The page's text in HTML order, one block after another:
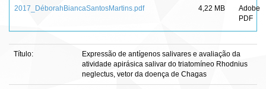
2017_DéborahBiancaSantosMartins.pdf 4,22 MB
Adobe
PDF
Título:
Expressão de antígenos salivares e avaliação da
atividade apirásica salivar do triatomíneo Rhodnius
neglectus, vetor da doença de Chagas